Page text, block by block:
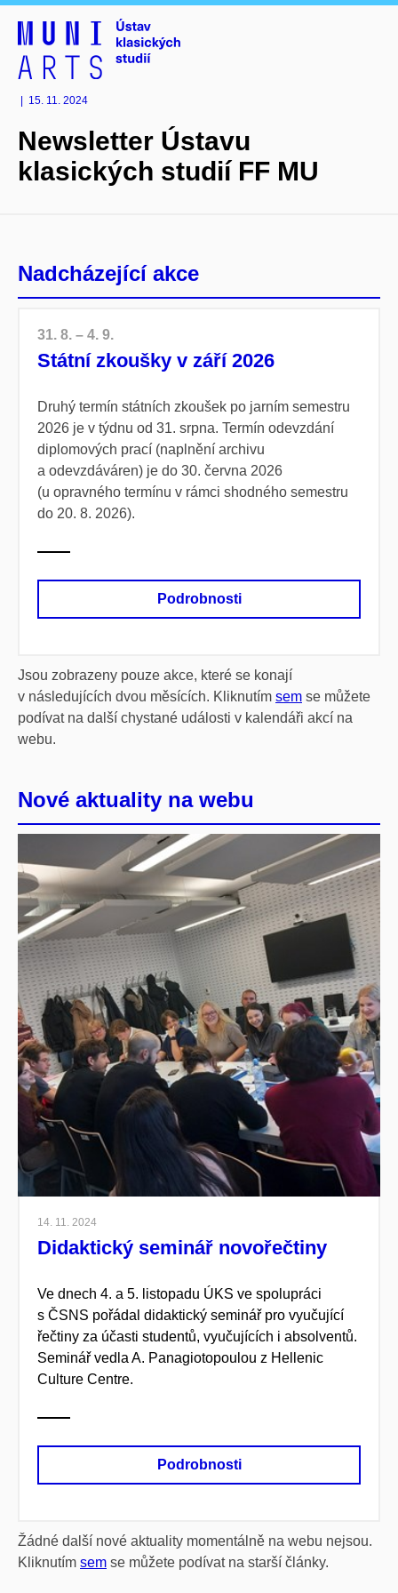
15. 11. 2024
Newsletter Ústavu
klasických studií FF MU
Nadcházející akce
31. 8. – 4. 9.
Státní zkoušky v září 2026
Druhý termín státních zkoušek po jarním semestru
2026 je v týdnu od 31. srpna. Termín odevzdání
diplomových prací (naplnění archivu
a odevzdáváren) je do 30. června 2026
(u opravného termínu v rámci shodného semestru
do 20. 8. 2026).
Podrobnosti
Jsou zobrazeny pouze akce, které se konají
v následujících dvou měsících. Kliknutím sem se můžete
podívat na další chystané události v kalendáři akcí na
webu.
Nové aktuality na webu
14. 11. 2024
Didaktický seminář novořečtiny
Ve dnech 4. a 5. listopadu ÚKS ve spolupráci
s ČSNS pořádal didaktický seminář pro vyučující
řečtiny za účasti studentů, vyučujících i absolventů.
Seminář vedla A. Panagiotopoulou z Hellenic
Culture Centre.
Podrobnosti
Žádné další nové aktuality momentálně na webu nejsou.
Kliknutím sem se můžete podívat na starší články.